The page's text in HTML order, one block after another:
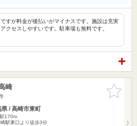
すが料金が後払いがマイナスです。施設は充実
クセスしやすいです。駐車場も無料です。
お気に入
りに追加
崎
県 / 高崎市東町
170m
駅東口より徒歩3分